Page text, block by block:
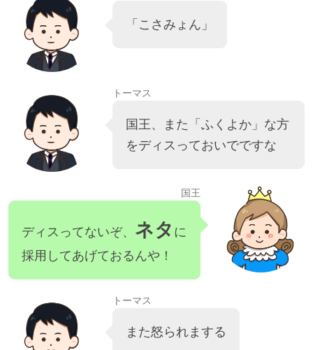
「こさみょん」
トーマス
国王、また「ふくよか」な方
をディスっておいでですな
国王
ディスってないぞ、 ネタ に
採用してあげておるんや！
トーマス
また怒られまする